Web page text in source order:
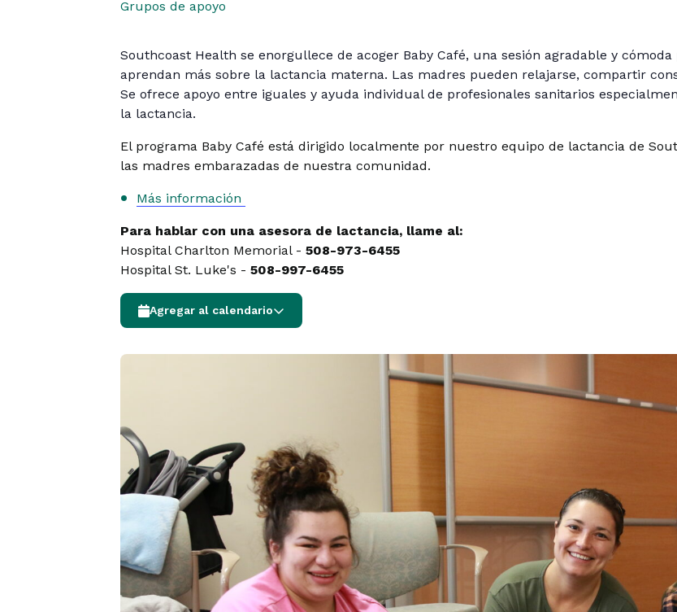
Grupos de apoyo
Southcoast Health se enorgullece de acoger Baby Café, una sesión agradable y
aprendan más sobre la lactancia materna. Las madres pueden relajarse, compartir
Se ofrece apoyo entre iguales y ayuda individual de profesionales sanitarios
la lactancia.
El programa Baby Café está dirigido localmente por nuestro equipo de lactancia de
las madres embarazadas de nuestra comunidad.
Más información
Para hablar con una asesora de lactancia, llame al:
Hospital Charlton Memorial - 508-973-6455
Hospital St. Luke's - 508-997-6455
Agregar al calendario